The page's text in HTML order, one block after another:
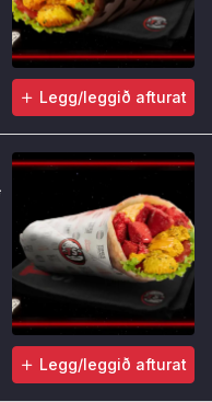
Legg/leggið afturat
Legg/leggið afturat